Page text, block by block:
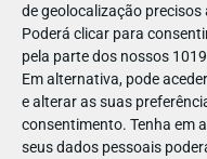
de geolocalização
Poderá clicar para
pela parte dos nossos
Em alternativa, pode
e alterar as suas
consentimento. Tenha em
seus dados pessoais